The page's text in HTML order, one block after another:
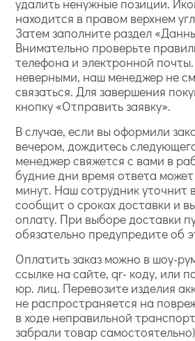
удалить ненужные позиции.
находится в правом верхнем
Затем заполните раздел
Внимательно проверьте
телефона и электронной
неверными, наш менеджер не
связаться. Для завершения
кнопку «Отправить заявку».
В случае, если вы оформили
вечером, дождитесь
менеджер свяжется с вами в
будние дни время ответа
минут. Наш сотрудник уточнит
сообщит о сроках доставки и
оплату. При выборе доставки
обязательно предупредите об
Оплатить заказ можно в шоу-
ссылке на сайте, qr- коду, или
юр. лиц. Перевозите изделия
не распространяется на
в ходе неправильной
забрали товар